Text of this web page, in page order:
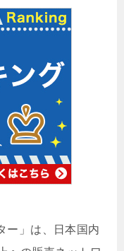
ー」は、日本国内